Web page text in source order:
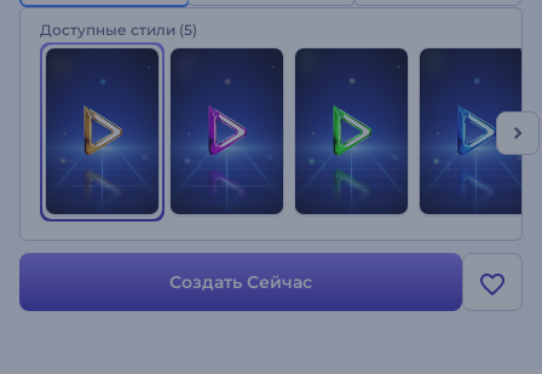
новых технологических продуктов, компании, брендов и
других креативных проектов. Создайте свою анимацию
Доступные стили (5)
Создать Сейчас